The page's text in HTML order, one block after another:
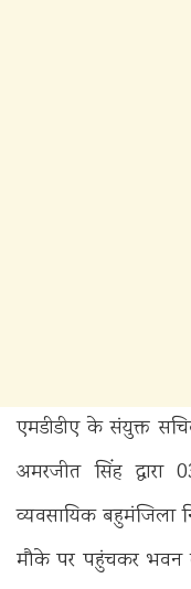
एमडीडीए के संयुक्त
अमरजीत सिंह द्वारा
व्यवसायिक बहुमंजिला
मौके पर पहुंचकर भवन